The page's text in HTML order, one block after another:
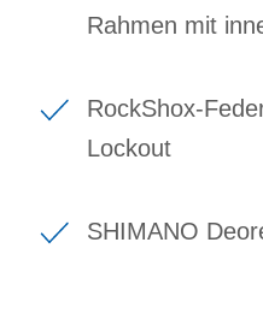
Rahmen mit
RockShox-
Lockout
SHIMANO